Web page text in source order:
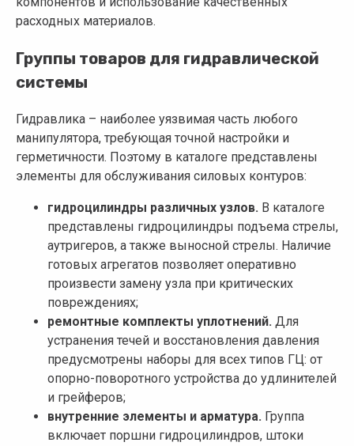
расходных материалов.
Группы товаров для гидравлической
системы
Гидравлика – наиболее уязвимая часть любого
манипулятора, требующая точной настройки и
герметичности. Поэтому в каталоге представлены
элементы для обслуживания силовых контуров:
гидроцилиндры различных узлов. В каталоге
представлены гидроцилиндры подъема стрелы,
аутригеров, а также выносной стрелы. Наличие
готовых агрегатов позволяет оперативно
произвести замену узла при критических
повреждениях;
ремонтные комплекты уплотнений. Для
устранения течей и восстановления давления
предусмотрены наборы для всех типов ГЦ: от
опорно-поворотного устройства до удлинителей
и грейферов;
внутренние элементы и арматура. Группа
включает поршни гидроцилиндров, штоки